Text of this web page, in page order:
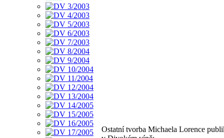
Ostatní tvorba Michaela Lorence